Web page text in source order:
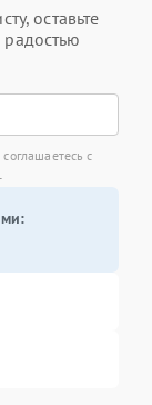
оставьте
с